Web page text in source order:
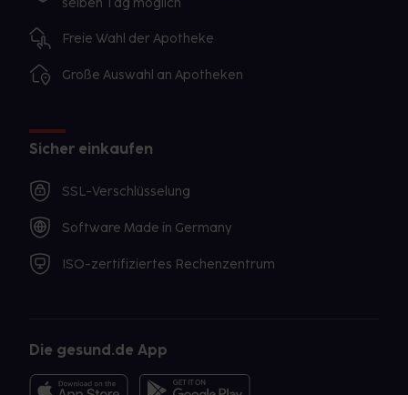
selben Tag möglich
Freie Wahl der Apotheke
Große Auswahl an Apotheken
Sicher einkaufen
SSL-Verschlüsselung
Software Made in Germany
ISO-zertifiziertes Rechenzentrum
Die gesund.de App